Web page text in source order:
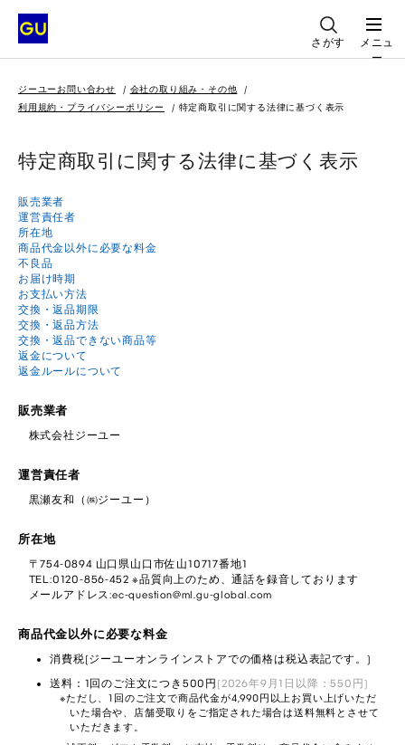
さがす
メニュ
ー
ジーユーお問い合わせ
会社の取り組み・その他
利用規約・プライバシーポリシー
特定商取引に関する法律に基づく表示
特定商取引に関する法律に基づく表示
販売業者
運営責任者
所在地
商品代金以外に必要な料金
不良品
お届け時期
お支払い方法
交換・返品期限
交換・返品方法
交換・返品できない商品等
返金について
返金ルールについて
販売業者
株式会社ジーユー
運営責任者
黒瀬友和（㈱ジーユー）
所在地
〒754-0894 山口県山口市佐山10717番地1
TEL:0120-856-452 ※品質向上のため、通話を録音しております
メールアドレス:ec-question@ml.gu-global.com
商品代金以外に必要な料金
消費税(ジーユーオンラインストアでの価格は税込表記です。)
送料：1回のご注文につき500円 (2026年9月1日以降：550円)
ただし、1回のご注文で商品代金が4,990円以上お買い上げいただ
いた場合や、店舗受取りをご指定された場合は送料無料とさせて
いただきます。